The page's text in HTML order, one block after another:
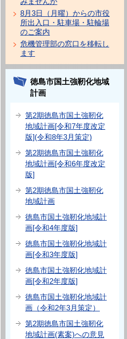
8月3日（月曜）からの市役
所出入口・駐車場・駐輪場
のご案内
危機管理部の窓口を移転し
ます
徳島市国土強靭化地域
計画
第2期徳島市国土強靭化
地域計画[令和7年度改定
版](令和8年3月策定)
第2期徳島市国土強靭化
地域計画[令和6年度改定
版]
第2期徳島市国土強靭化
地域計画
徳島市国土強靭化地域計
画[令和4年度版]
徳島市国土強靭化地域計
画[令和3年度版]
徳島市国土強靭化地域計
画[令和2年度版]
徳島市国土強靭化地域計
画（令和2年3月策定）
第2期徳島市国土強靭化
地域計画(素案)への意見